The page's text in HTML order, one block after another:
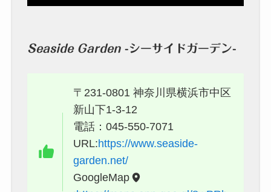
Seaside Garden-シーサイドガーデン-
〒231-0801 神奈川県横浜市中区
新山下1-3-12
電話：045-550-7071
URL:https://www.seaside-
garden.net/
GoogleMap